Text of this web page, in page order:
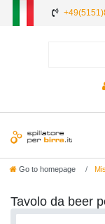
Go to homepage
Tavolo da beer